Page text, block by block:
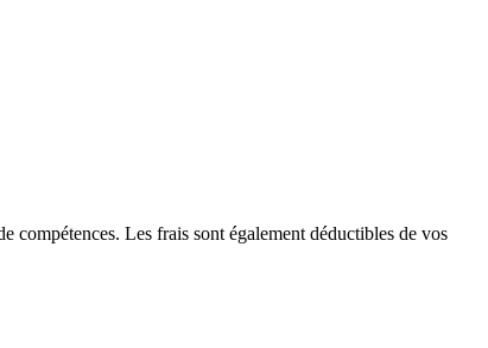
compétences. Les frais sont également déductibles de vos